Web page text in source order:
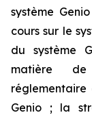
système
cours sur le
du système
matière de
réglementaire
Genio ; la